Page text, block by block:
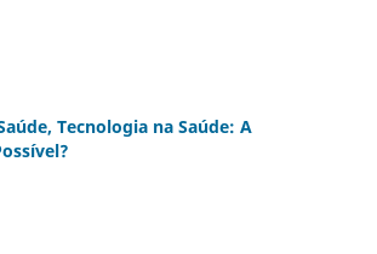
Tecnologia na Saúde: A